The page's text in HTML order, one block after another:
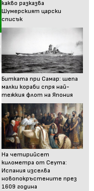
какво разказва
Шумерският царски
списък
Битката при Самар: шепа
малки кораби спря най-
тежкия флот на Япония
На четирийсет
километра от Сеута:
Испания изселва
новопокръстените през
1609 година